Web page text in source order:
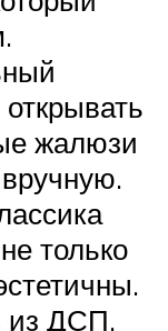
жалюзи
только
из ДСП,